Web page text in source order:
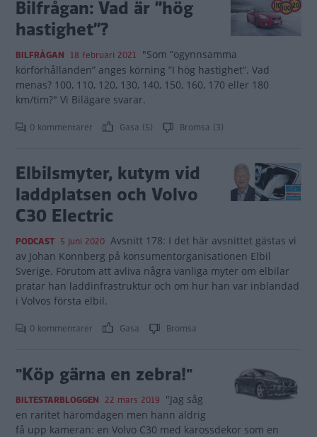
Bilfrågan: Vad är ”hög
hastighet”?
BILFRÅGAN 18 februari 2021 "Som ”ogynnsamma
körförhållanden” anges körning ”I hög hastighet”. Vad
menas? 100, 110, 120, 130, 140, 150, 160, 170 eller 180
km/tim?" Vi Bilägare svarar.
0 kommentarer Gasa (5) Bromsa (3)
Elbilsmyter, kutym vid
laddplatsen och Volvo
C30 Electric
PODCAST 5 juni 2020 Avsnitt 178: I det här avsnittet gästas vi
av Johan Konnberg på konsumentorganisationen Elbil
Sverige. Förutom att avliva några vanliga myter om elbilar
pratar han laddinfrastruktur och om hur han var inblandad
i Volvos första elbil.
0 kommentarer Gasa Bromsa
"Köp gärna en zebra!"
BILTESTARBLOGGEN 22 mars 2019 "Jag såg
en raritet häromdagen men hann aldrig
få upp kameran: en Volvo C30 med karossdekor som en